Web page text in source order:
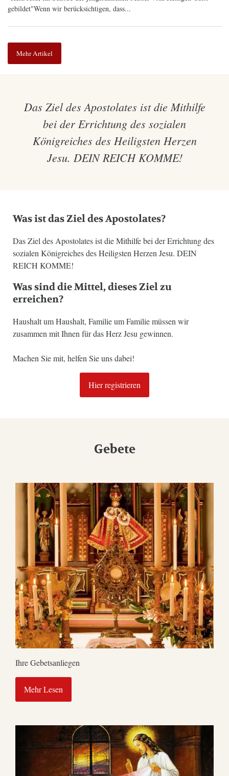
gebildet"Wenn wir berücksichtigen, dass...
Mehr Artikel
Das Ziel des Apostolates ist die Mithilfe
bei der Errichtung des sozialen
Königreiches des Heiligsten Herzen
Jesu. DEIN REICH KOMME!
Was ist das Ziel des Apostolates?
Das Ziel des Apostolates ist die Mithilfe bei der Errichtung des
sozialen Königreiches des Heiligsten Herzen Jesu. DEIN
REICH KOMME!
Was sind die Mittel, dieses Ziel zu
erreichen?
Haushalt um Haushalt, Familie um Familie müssen wir
zusammen mit Ihnen für das Herz Jesu gewinnen.
Machen Sie mit, helfen Sie uns dabei!
Hier registrieren
Gebete
Ihre Gebetsanliegen
Mehr Lesen